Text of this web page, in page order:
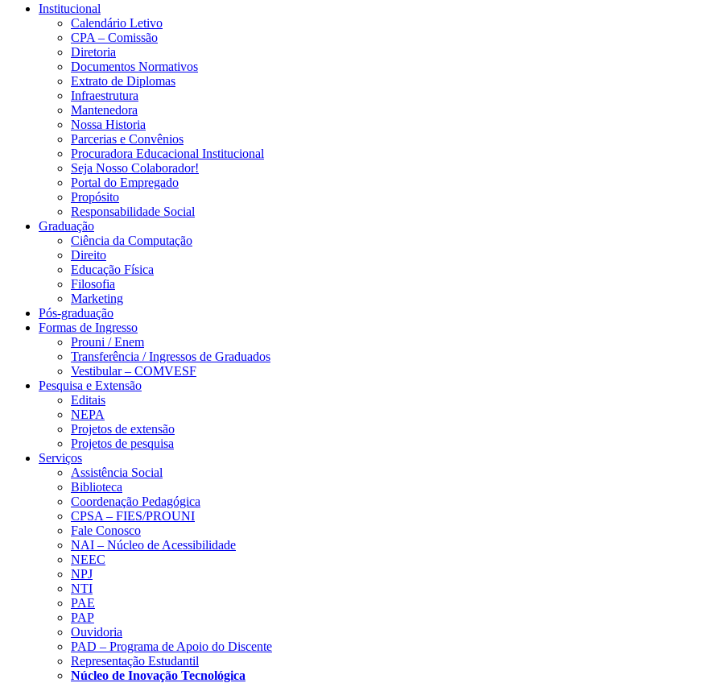
Institucional
Calendário Letivo
CPA – Comissão
Diretoria
Documentos Normativos
Extrato de Diplomas
Infraestrutura
Mantenedora
Nossa Historia
Parcerias e Convênios
Procuradora Educacional Institucional
Seja Nosso Colaborador!
Portal do Empregado
Propósito
Responsabilidade Social
Graduação
Ciência da Computação
Direito
Educação Física
Filosofia
Marketing
Pós-graduação
Formas de Ingresso
Prouni / Enem
Transferência / Ingressos de Graduados
Vestibular – COMVESF
Pesquisa e Extensão
Editais
NEPA
Projetos de extensão
Projetos de pesquisa
Serviços
Assistência Social
Biblioteca
Coordenação Pedagógica
CPSA – FIES/PROUNI
Fale Conosco
NAI – Núcleo de Acessibilidade
NEEC
NPJ
NTI
PAE
PAP
Ouvidoria
PAD – Programa de Apoio do Discente
Representação Estudantil
Núcleo de Inovação Tecnológica